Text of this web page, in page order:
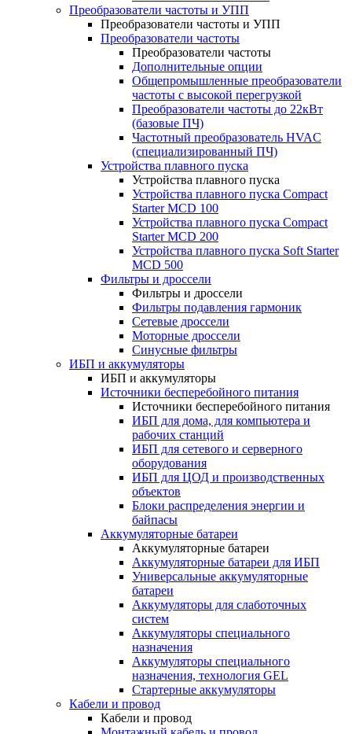
Преобразователи частоты и УПП
Преобразователи частоты и УПП
Преобразователи частоты
Преобразователи частоты
Дополнительные опции
Общепромышленные преобразователи
частоты с высокой перегрузкой
Преобразователи частоты до 22кВт
(базовые ПЧ)
Частотный преобразователь HVAC
(специализированный ПЧ)
Устройства плавного пуска
Устройства плавного пуска
Устройства плавного пуска Compact
Starter MCD 100
Устройства плавного пуска Compact
Starter MCD 200
Устройства плавного пуска Soft Starter
MCD 500
Фильтры и дроссели
Фильтры и дроссели
Фильтры подавления гармоник
Сетевые дроссели
Моторные дроссели
Синусные фильтры
ИБП и аккумуляторы
ИБП и аккумуляторы
Источники бесперебойного питания
Источники бесперебойного питания
ИБП для дома, для компьютера и
рабочих станций
ИБП для сетевого и серверного
оборудования
ИБП для ЦОД и производственных
объектов
Блоки распределения энергии и
байпасы
Аккумуляторные батареи
Аккумуляторные батареи
Аккумуляторные батареи для ИБП
Универсальные аккумуляторные
батареи
Аккумуляторы для слаботочных
систем
Аккумуляторы специального
назначения
Аккумуляторы специального
назначения, технология GEL
Стартерные аккумуляторы
Кабели и провод
Кабели и провод